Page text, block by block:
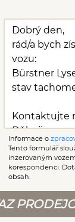
Informace o
Tento formulář
inzerovaným
korespondenci.
obsah.